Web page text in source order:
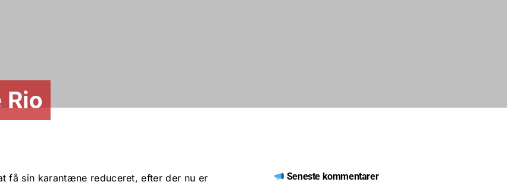
Rio
få sin karantæne reduceret, efter der nu er
Seneste kommentarer